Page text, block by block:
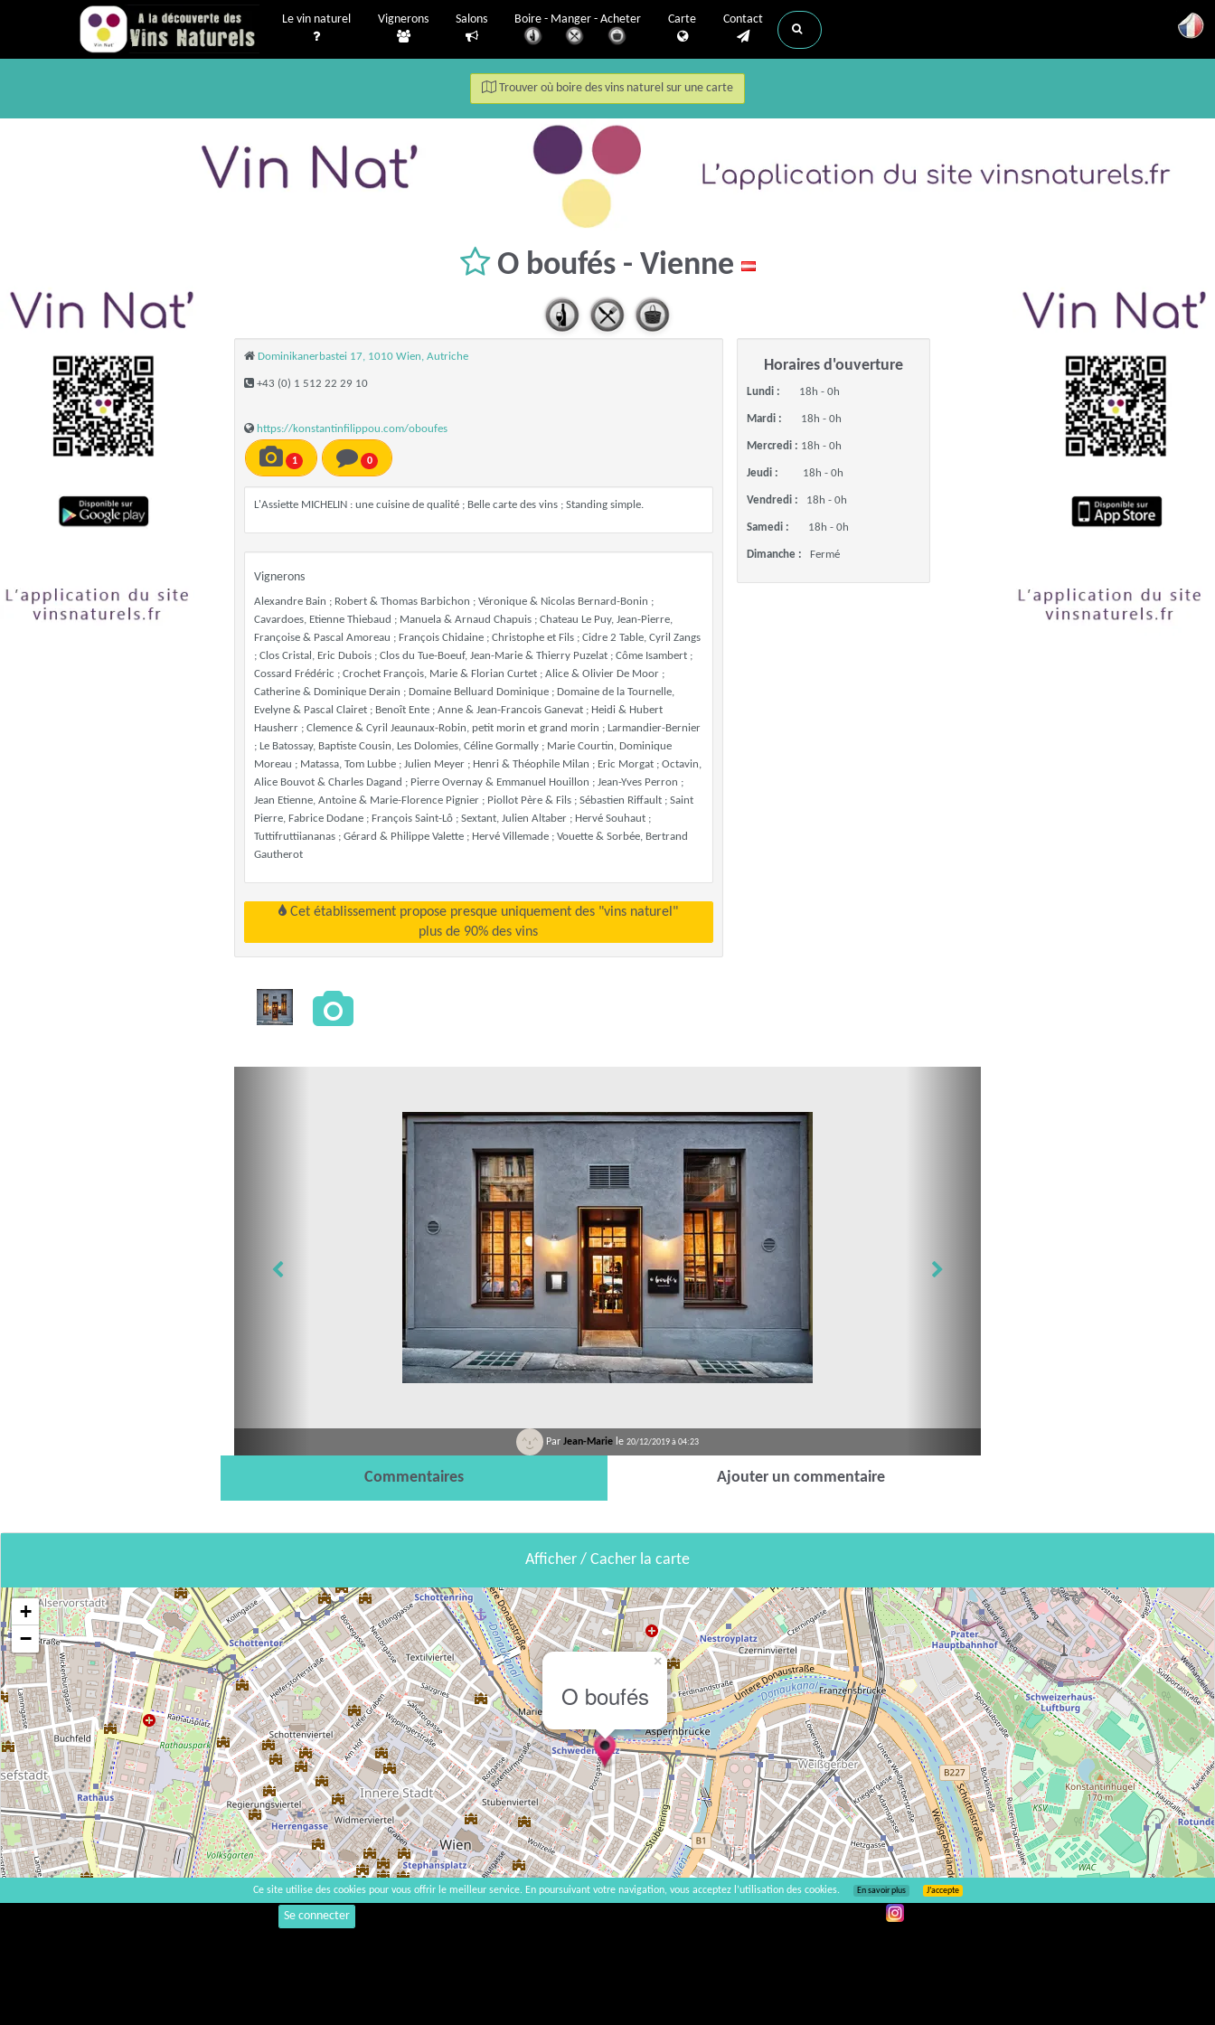
Le vin naturel Vignerons Salons Boire - Manger - Acheter Carte Contact
Trouver où boire des vins naturel sur une carte
O boufés - Vienne
Dominikanerbastei 17, 1010 Wien, Autriche
+43 (0) 1 512 22 29 10
https://konstantinfilippou.com/oboufes
1 0
L'Assiette MICHELIN : une cuisine de qualité ; Belle carte des vins ; Standing simple.
Vignerons
Alexandre Bain ; Robert & Thomas Barbichon ; Véronique & Nicolas Bernard-Bonin ;
Cavardoes, Etienne Thiebaud ; Manuela & Arnaud Chapuis ; Chateau Le Puy, Jean-Pierre,
Françoise & Pascal Amoreau ; François Chidaine ; Christophe et Fils ; Cidre 2 Table, Cyril Zangs
; Clos Cristal, Eric Dubois ; Clos du Tue-Boeuf, Jean-Marie & Thierry Puzelat ; Côme Isambert ;
Cossard Frédéric ; Crochet François, Marie & Florian Curtet ; Alice & Olivier De Moor ;
Catherine & Dominique Derain ; Domaine Belluard Dominique ; Domaine de la Tournelle,
Evelyne & Pascal Clairet ; Benoît Ente ; Anne & Jean-Francois Ganevat ; Heidi & Hubert
Hausherr ; Clemence & Cyril Jeaunaux-Robin, petit morin et grand morin ; Larmandier-Bernier
; Le Batossay, Baptiste Cousin, Les Dolomies, Céline Gormally ; Marie Courtin, Dominique
Moreau ; Matassa, Tom Lubbe ; Julien Meyer ; Henri & Théophile Milan ; Eric Morgat ; Octavin,
Alice Bouvot & Charles Dagand ; Pierre Overnay & Emmanuel Houillon ; Jean-Yves Perron ;
Jean Etienne, Antoine & Marie-Florence Pignier ; Piollot Père & Fils ; Sébastien Riffault ; Saint
Pierre, Fabrice Dodane ; François Saint-Lô ; Sextant, Julien Altaber ; Hervé Souhaut ;
Tuttifruttiiananas ; Gérard & Philippe Valette ; Hervé Villemade ; Vouette & Sorbée, Bertrand
Gautherot
Cet établissement propose presque uniquement des "vins naturel"
plus de 90% des vins
Horaires d'ouverture
Lundi : 18h - 0h
Mardi : 18h - 0h
Mercredi : 18h - 0h
Jeudi : 18h - 0h
Vendredi : 18h - 0h
Samedi : 18h - 0h
Dimanche : Fermé
Par Jean-Marie le 20/12/2019 à 04:23
Commentaires Ajouter un commentaire
Afficher / Cacher la carte
O boufés
×
+
−
Se connecter
Ce site utilise des cookies pour vous offrir le meilleur service. En poursuivant votre navigation, vous acceptez l’utilisation des cookies. En savoir plus J’accepte